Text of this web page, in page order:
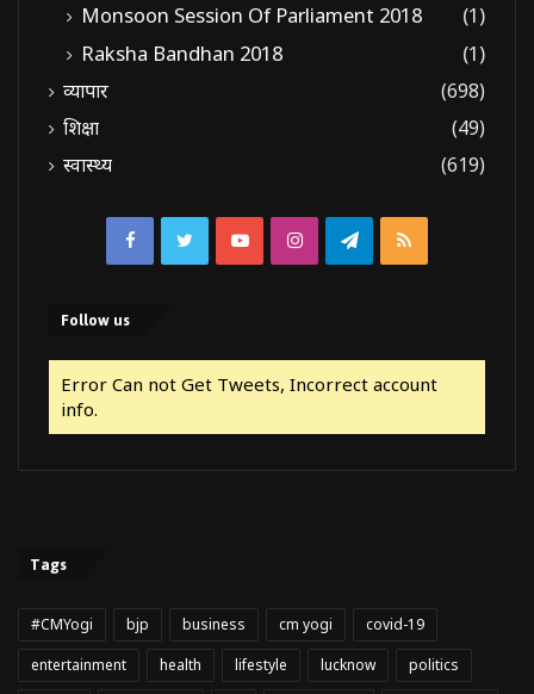
Monsoon Session Of Parliament 2018
(1)
Raksha Bandhan 2018
(1)
व्यापार
(698)
शिक्षा
(49)
स्वास्थ्य
(619)
FacebookTwitterYouTubeInstagramTelegram
RSS
Follow us
Error Can not Get Tweets, Incorrect account
info.
Tags
#CMYogi bjp business cm yogi
covid-19
entertainment
health lifestyle lucknow politics